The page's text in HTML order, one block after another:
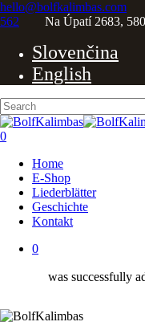
Skip
to
content
hello@bolfkalimbas.com
562
Na Úpatí 2683,
Slovenčina
English
Close
Search
0
Home
E-Shop
Liederblätter
Geschichte
Kontakt
0
was successfully